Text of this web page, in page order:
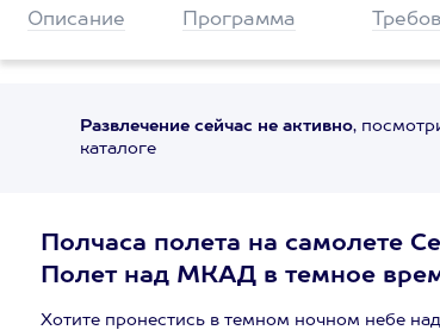
Описание Программа
Развлечение сейчас не активно,
каталоге
Полчаса полета на самолете
Полет над МКАД в темное
Хотите пронестись в темном ночном небе